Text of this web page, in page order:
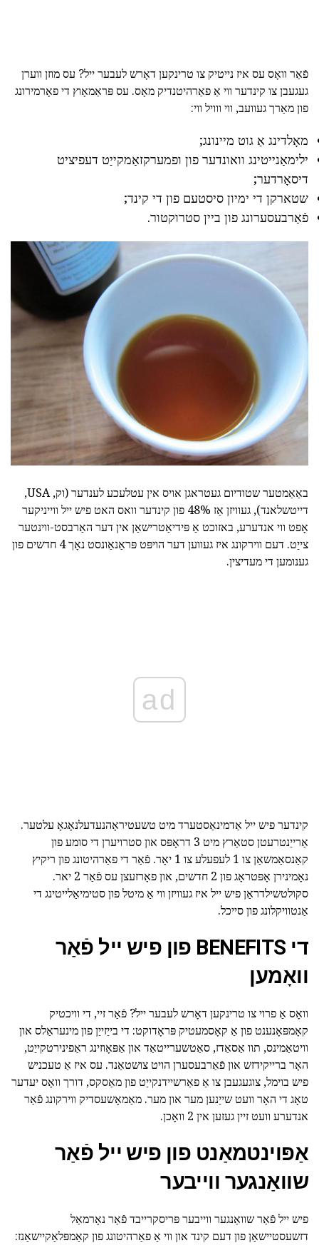
פֿאַר וואָס עס איז נייטיק צו טרינקען דאָרש לעבער ייל? עס מוזן ווערן
געגעבן צו קינדער ווי אַ פאַרהיטנדיק מאָס. עס פּראַמאָוץ די פאָרמירונג
פון מאַרך געוועב, ווי ווויל ווי:
מאָלדינג אַ גוט מיינונג;
ילימאַנייטינג וואונדער פון ופמערקזאַמקייַט דעפיציט
דיסאָרדער;
שטארקן די ימיון סיסטעם פון די קינד;
פֿאַרבעסערונג פון ביין סטרוקטור.
באַאַמטער שטודיום געטראגן אויס אין עטלעכע לענדער (וק, USA,
דייטשלאנד), געוויזן אַז 48% פון קינדער וואס האט פיש ייל ווייניקער
אָפט ווי אנדערע, באזוכט אַ פּידיאַטרישאַן אין דער האַרבסט-ווינטער
צייַט. דעם ווירקונג איז געווען דער הויפּט פּראַנאַונסט נאָך 4 חדשים פון
גענומען די מעדיצין.
ad
קינדער פיש ייל אַדמינאַסטערד מיט טשעטיראָהנעדעלנאָגאָ עלטער.
אַרייַנטרעטן סטאַרץ מיט 3 דראָפּס און סטרויערן די סומע פון
קאַנסאַמשאַן צו 1 לעפעלע צו 1 יאָר. פֿאַר די פאַרהיטונג פון ריקיץ
נאָמינירן אָפּטראָג פון 2 חדשים, און פאָרזעצן עס פֿאַר 2 יאר.
סקולטשילדראַן פיש ייל איז געוויזן ווי אַ מיטל פון סטימיאַלייטינג די
אַנטוויקלונג פון סייכל.
די BENEFITS פון פיש ייל פֿאַר
וואָמען
וואָס אַ פרוי צו טרינקען דאָרש לעבער ייל? פֿאַר זיי, די וויכטיק
קאָמפּאָנענט פון אַ קאָסמעטיק פּראָדוקט: די בייַזייַן פון מינעראַלס און
וויטאַמינס, תוו אַסאַדז, סאַטשערייטאַד און אַפּאָוזינג ראַפינירטקייַט,
האָר ברייקידזש און פֿאַרבעסערן הויט צושטאַנד. עס איז אַ טעכניש
פיש בוימל, צוגעגעבן צו אַ פאַרשיידנקייַט פון מאַסקס, דורך וואָס יעדער
טאָג די האָר וועט שייַנען מער און מער. מאַמאָשעסדיק ווירקונג פֿאַר
אנדערע וועט זיין געזען אין 2 וואָכן.
אַפּוינטמאַנט פון פיש ייל פֿאַר
שוואַנגער ווייבער
פיש ייל פֿאַר שוואַנגער ווייבער פּריסקרייבד פֿאַר נאָרמאַל
דזשעסטיישאַן פון דעם קינד און ווי אַ פאַרהיטונג פון קאַמפּלאַקיישאַנז: